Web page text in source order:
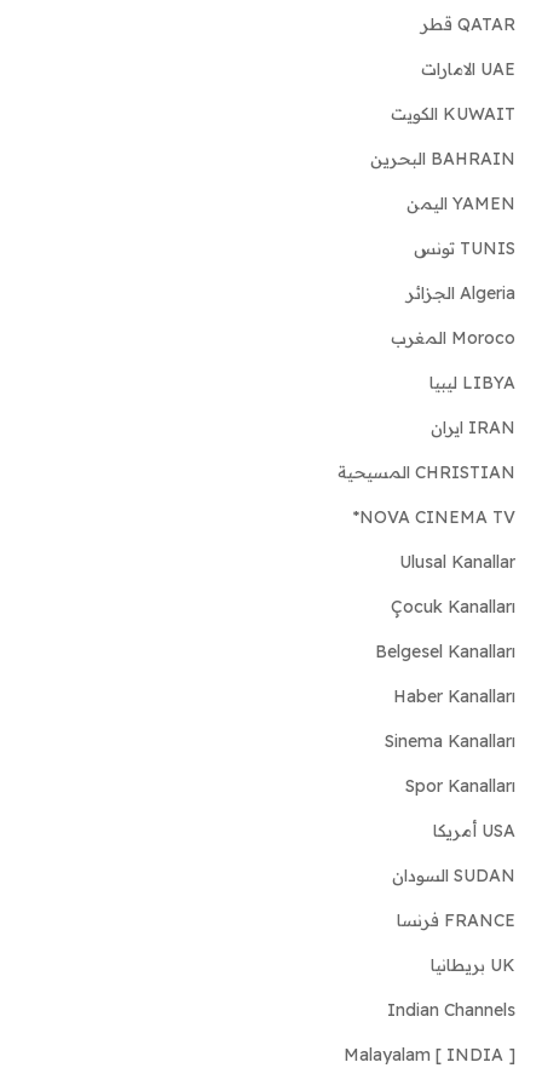
QATAR قطر
UAE الامارات
KUWAIT الكويت
BAHRAIN البحرين
YAMEN اليمن
TUNIS تونس
Algeria الجزائر
Moroco المغرب
LIBYA ليبيا
IRAN ايران
CHRISTIAN المسيحية
NOVA CINEMA TV*
Ulusal Kanallar
Çocuk Kanalları
Belgesel Kanalları
Haber Kanalları
Sinema Kanalları
Spor Kanalları
USA أمريكا
SUDAN السودان
FRANCE فرنسا
UK بريطانيا
Indian Channels
Malayalam [ INDIA ]